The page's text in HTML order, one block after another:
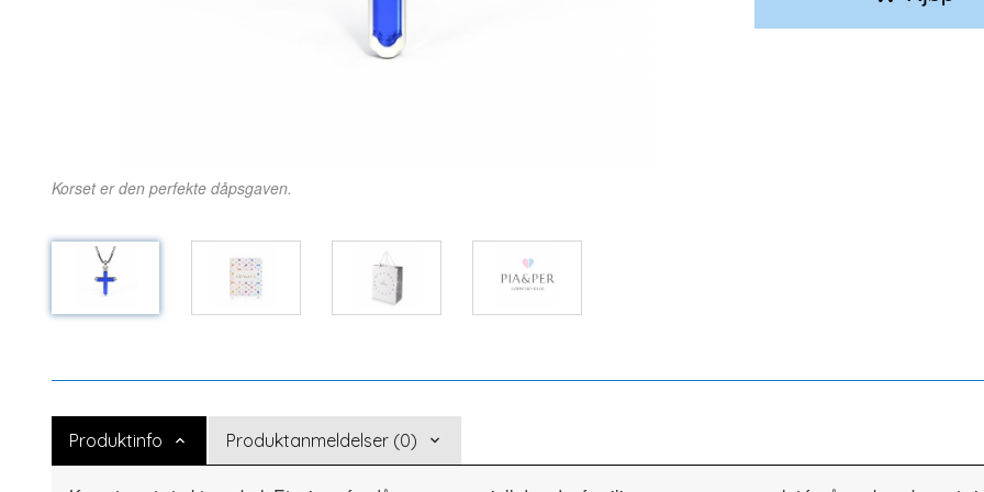
Korset er den perfekte dåpsgaven.
Produktinfo Produktanmeldelser (0)